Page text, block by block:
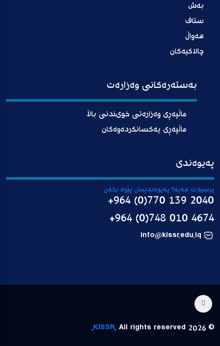
بەش
ستاف
هەواڵ
چالاکیەکان
بەستەرەکانی وەزارەت
ماڵپەڕی وەزارەتی خوىندنی باڵا
ماڵپەڕی یەکسانکردەوەکان
پەیوەندی
پرسیارت هەیە؟ پەیوەندیمان پێوە بکەن
+964 (0)770 139 2040
+964 (0)748 010 4674
info@kissr.edu.iq
© 2026
KISSR. All rights reserved.